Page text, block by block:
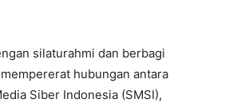
silaturahmi dan berbagi
hubungan antara
Siber Indonesia (SMSI),